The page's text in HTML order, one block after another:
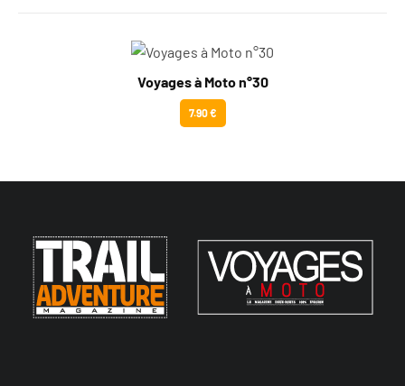
Voyages à Moto n°30
7.90 €